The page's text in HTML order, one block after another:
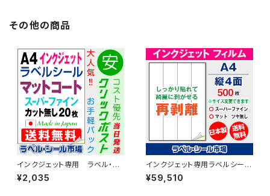
その他の商品
インクジェット専用 ラベル・シ
ール A4カット無し コート
紙 20枚 T1Y1iA-CP2
¥2,035
インクジェット専用ラベルシール
フィルム再剥離 A4-縦4面 500
枚 スーパーファイン T4Y1iDrs
¥59,510